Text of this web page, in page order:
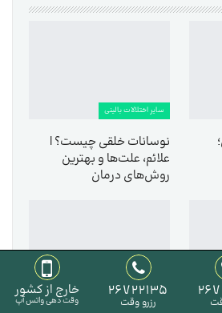
26722135
رزرو وقت
خارج از کشور
وقت دهی واتس آپ
سایر اختلالات بالینی
نوسانات خلقی چیست؟ |
علائم، علت‌ها و بهترین
روش‌های درمان
روانشناسی عمومی